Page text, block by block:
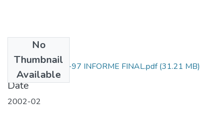
No
Thumbnail
Available
1106-11-378-97 INFORME FINAL.pdf(31.21 MB)
Date
2002-02